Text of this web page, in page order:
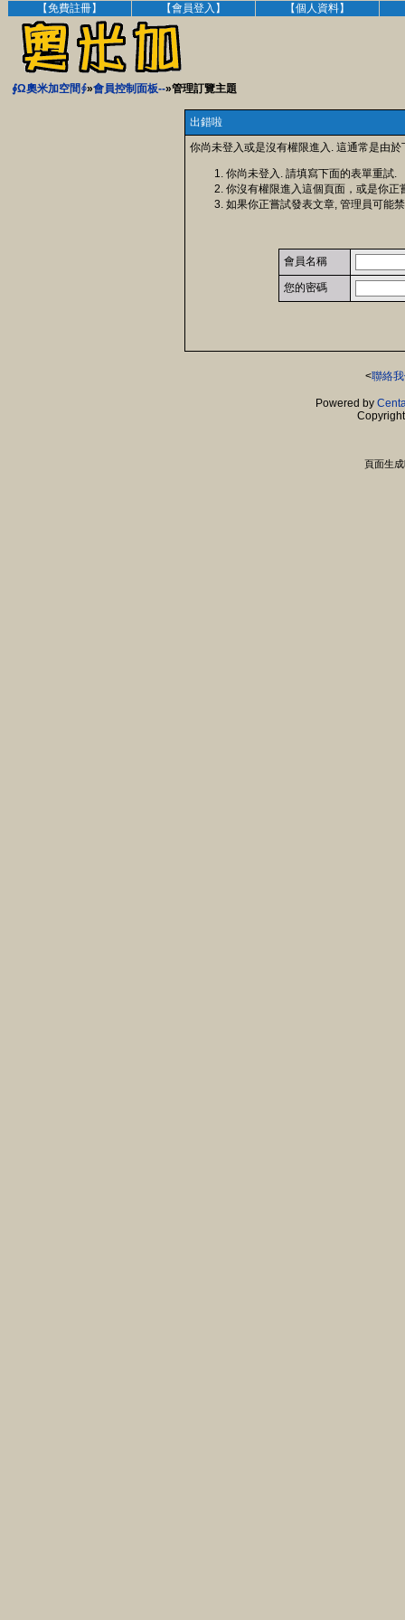
【免費註冊】 【會員登入】 【個人資料】
∮Ω奧米加空間∮»會員控制面板--»管理訂覽主題
出錯啦
你尚未登入或是沒有權限進入. 這通常是由於
你尚未登入. 請填寫下面的表單重試.
你沒有權限進入這個頁面，或是你
如果你正嘗試發表文章, 管理員可能
會員名稱
您的密碼
<聯絡
Powered by
頁面生